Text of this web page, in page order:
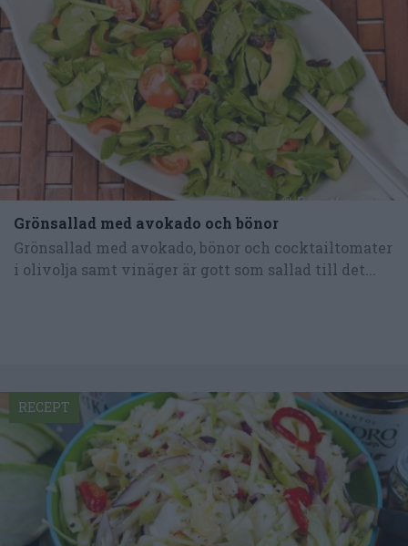
Grönsallad med avokado och bönor
Grönsallad med avokado, bönor och cocktailtomater
i olivolja samt vinäger är gott som sallad till det...
RECEPT